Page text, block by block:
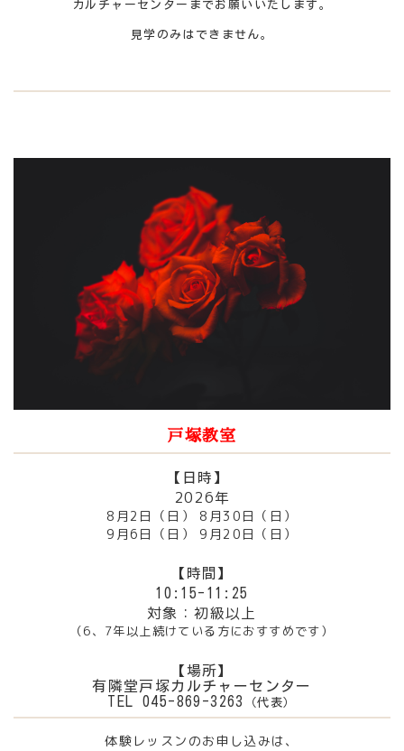
カルチャーセンターまでお願いいたします。
見学のみはできません。
戸塚教室
【日時】
2026年
8月2日（日） 8月30日（日）
9月6日（日） 9月20日（日）
【時間】
10:15-11:25
対象：初級以上
（6、7年以上続けている方におすすめです）
【場所】
有隣堂戸塚カルチャーセンター
TEL 045-869-3263
（代表）
体験レッスンのお申し込みは、